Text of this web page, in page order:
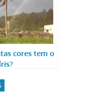
cores tem o